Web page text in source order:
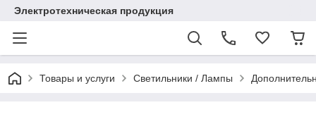
Электротехническая продукция
Товары и услуги Светильники / Лампы